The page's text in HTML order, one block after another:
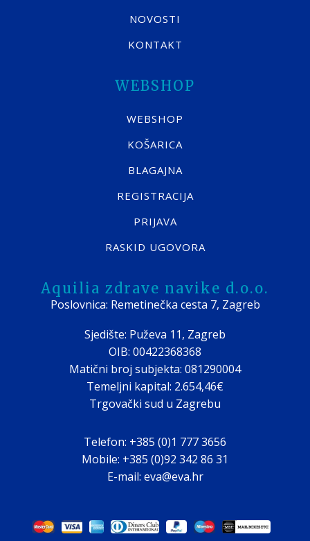
NOVOSTI
KONTAKT
WEBSHOP
WEBSHOP
KOŠARICA
BLAGAJNA
REGISTRACIJA
PRIJAVA
RASKID UGOVORA
Aquilia zdrave navike d.o.o.
Poslovnica: Remetinečka cesta 7, Zagreb
Sjedište: Puževa 11, Zagreb
OIB: 00422368368
Matični broj subjekta: 081290004
Temeljni kapital: 2.654,46€
Trgovački sud u Zagrebu
Telefon: +385 (0)1 777 3656
Mobile: +385 (0)92 342 86 31
E-mail: eva@eva.hr